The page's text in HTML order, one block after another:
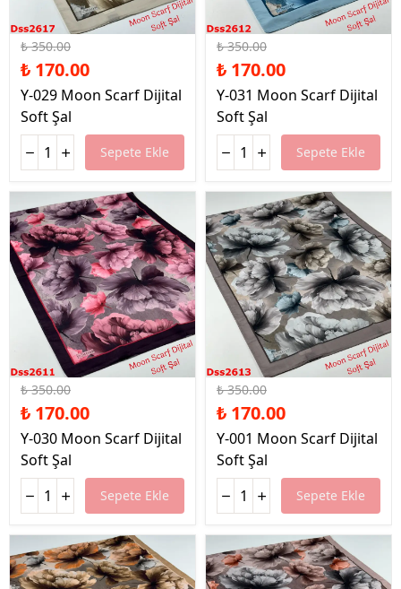
%51 İndirim
₺ 350.00
₺ 170.00
Y-029 Moon Scarf Dijital
Soft Şal
Sepete Ekle
%51 İndirim
₺ 350.00
₺ 170.00
Y-031 Moon Scarf Dijital
Soft Şal
Sepete Ekle
%51 İndirim
₺ 350.00
₺ 170.00
Y-030 Moon Scarf Dijital
Soft Şal
Sepete Ekle
%51 İndirim
₺ 350.00
₺ 170.00
Y-001 Moon Scarf Dijital
Soft Şal
Sepete Ekle